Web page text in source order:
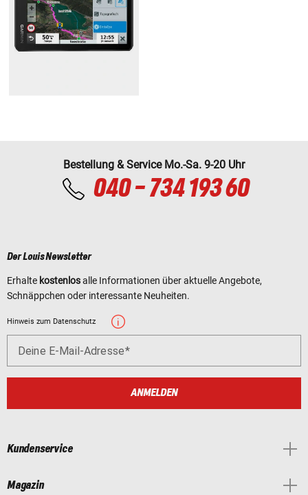
Bestellung & Service Mo.-Sa. 9-20 Uhr
040 - 734 193 60
Der Louis Newsletter
Erhalte kostenlosalle Informationen über aktuelle Angebote,
Schnäppchen oder interessante Neuheiten.
Hinweis zum Datenschutz
Deine E-Mail-Adresse
ANMELDEN
Kundenservice
Magazin